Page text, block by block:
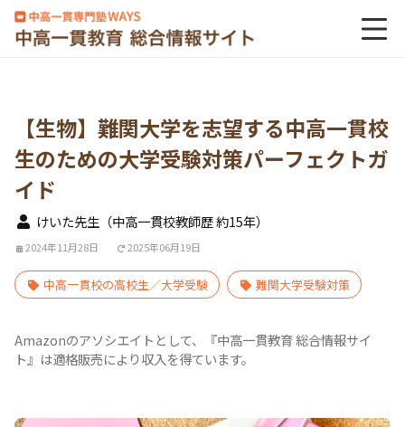
【生物】難関大学を志望する中高一貫校
生のための大学受験対策パーフェクトガ
イド
けいた先生（中高一貫校教師歴 約15年）
2024年11月28日 2025年06月19日
中高一貫校の高校生／大学受験 難関大学受験対策
Amazonのアソシエイトとして、『中高一貫教育 総合情報サイ
ト』は適格販売により収入を得ています。